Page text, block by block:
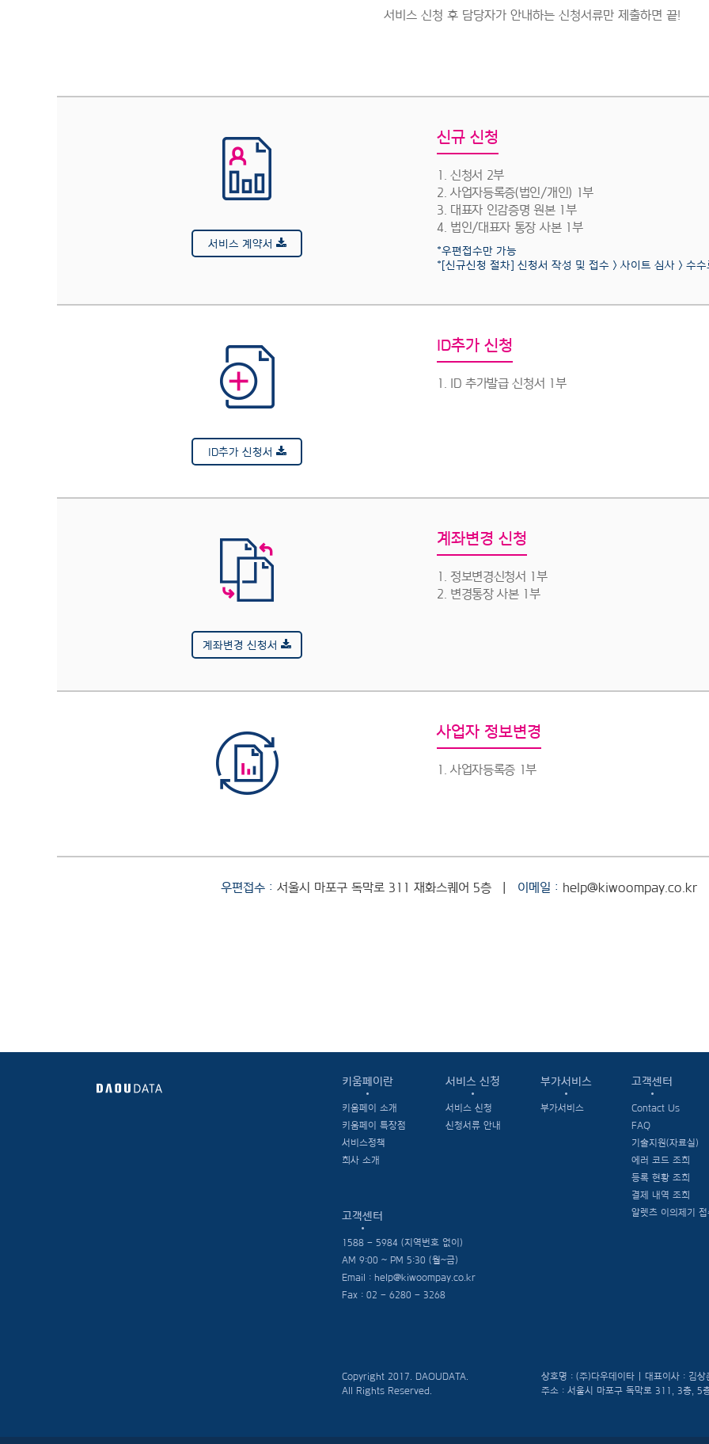
서비스 신청 후 담당자가 안내하는 신청서류만 제출하면 끝!
서비스 계약서
신규 신청
1. 신청서 2부
2. 사업자등록증(법인/개인) 1부
3. 대표자 인감증명 원본 1부
4. 법인/대표자 통장 사본 1부
*우편접수만 가능
*[신규신청 절차] 신청서 작성 및 접수 > 사이트 심사 > 수
ID추가 신청서
ID추가 신청
1. ID 추가발급 신청서 1부
계좌변경 신청서
계좌변경 신청
1. 정보변경신청서 1부
2. 변경통장 사본 1부
사업자 정보변경
1. 사업자등록증 1부
우편접수 : 서울시 마포구 독막로 311 재화스퀘어 5층 이메일 : help@kiwoompay.co.kr
키움페이란
키움페이 소개
키움페이 특장점
서비스정책
회사 소개
서비스 신청
서비스 신청
신청서류 안내
부가서비스
부가서비스
고객센터
Contact Us
FAQ
기술지원(자료실)
에러 코드 조회
등록 현황 조회
결제 내역 조회
알렛츠 이의제기 접
고객센터
1588 - 5984 (지역번호 없이)
AM 9:00 ~ PM 5:30 (월~금)
Email : help@kiwoompay.co.kr
Fax : 02 - 6280 - 3268
상호명 : (주)다우데이타 | 대표이사 : 김상
주소 : 서울시 마포구 독막로 311, 3층, 5
Copyright 2017. DAOUDATA.
All Rights Reserved.